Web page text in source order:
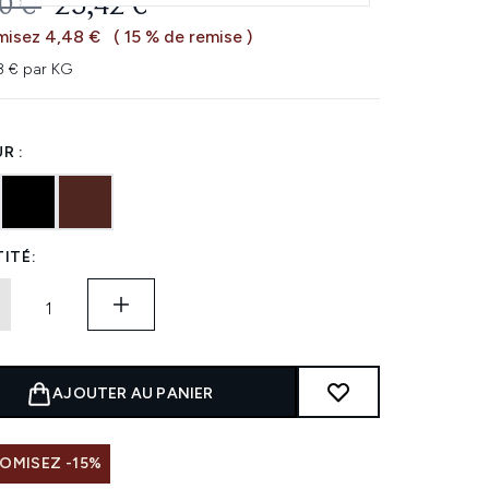
€ 25,42 €
4,48 € ( 15 % de remise )
€ par KG
:
AJOUTER AU PANIER
-15%